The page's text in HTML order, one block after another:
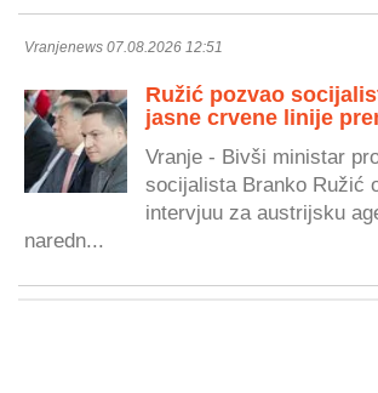
Vranjenews 07.08.2026 12:51
Ružić pozvao
jasne crvene linije
Vranje - Bivši ministar
socijalista Branko Ružić
intervjuu za austrijsku
naredn...